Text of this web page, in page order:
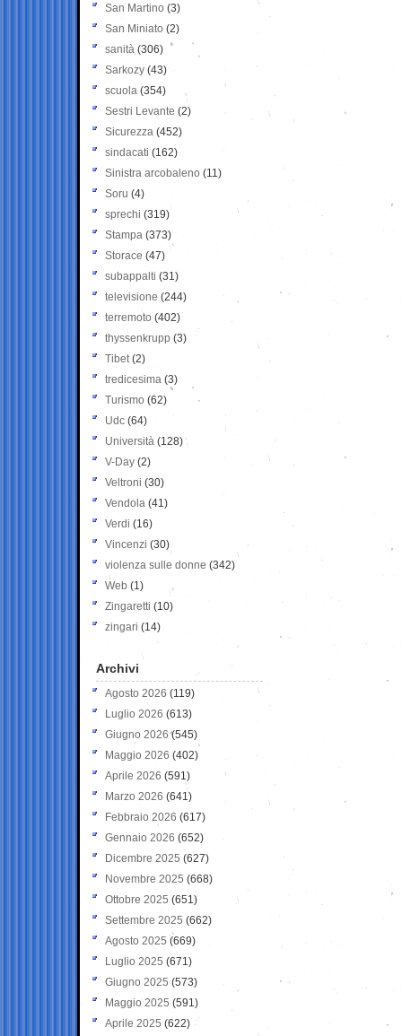
San Martino (3)
San Miniato (2)
sanità (306)
Sarkozy (43)
scuola (354)
Sestri Levante (2)
Sicurezza (452)
sindacati (162)
Sinistra arcobaleno (11)
Soru (4)
sprechi (319)
Stampa (373)
Storace (47)
subappalti (31)
televisione(244)
terremoto (402)
thyssenkrupp (3)
Tibet(2)
tredicesima (3)
Turismo (62)
Udc (64)
Università (128)
V-Day (2)
Veltroni (30)
Vendola (41)
Verdi (16)
Vincenzi (30)
violenza sulle donne (342)
Web (1)
Zingaretti (10)
zingari (14)
Archivi
Agosto 2026 (119)
Luglio 2026 (613)
Giugno 2026 (545)
Maggio 2026 (402)
Aprile 2026 (591)
Marzo 2026 (641)
Febbraio 2026 (617)
Gennaio 2026 (652)
Dicembre 2025 (627)
Novembre 2025 (668)
Ottobre 2025 (651)
Settembre 2025 (662)
Agosto 2025 (669)
Luglio 2025 (671)
Giugno 2025 (573)
Maggio 2025 (591)
Aprile 2025 (622)